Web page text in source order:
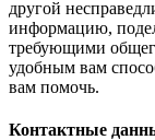
другой
информацию,
требующими
удобным вам
вам помочь.
Контактные